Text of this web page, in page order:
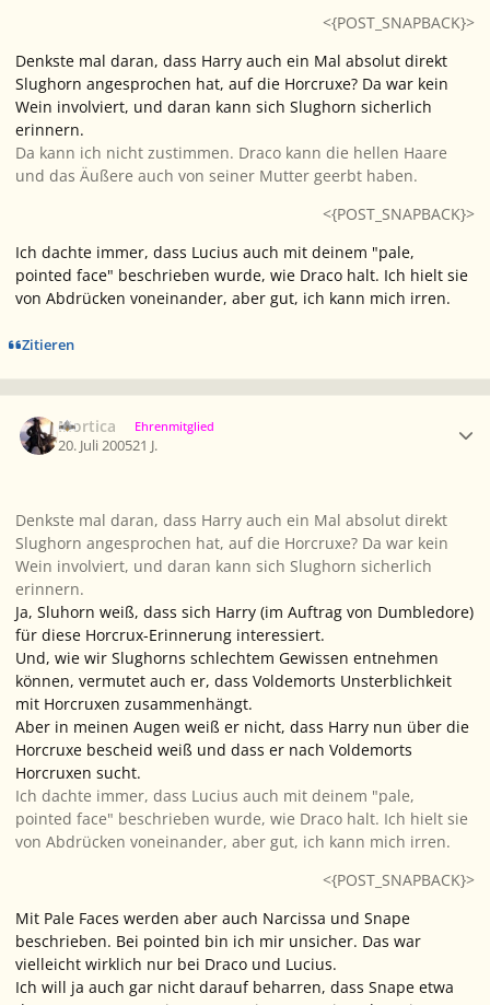
<{POST_SNAPBACK}>
Denkste mal daran, dass Harry auch ein Mal absolut direkt
Slughorn angesprochen hat, auf die Horcruxe? Da war kein
Wein involviert, und daran kann sich Slughorn sicherlich
erinnern.
Da kann ich nicht zustimmen. Draco kann die hellen Haare
und das Äußere auch von seiner Mutter geerbt haben.
<{POST_SNAPBACK}>
Ich dachte immer, dass Lucius auch mit deinem "pale,
pointed face" beschrieben wurde, wie Draco halt. Ich hielt sie
von Abdrücken voneinander, aber gut, ich kann mich irren.
Zitieren
Mortica Ehrenmitglied
20. Juli 200521 J.
Denkste mal daran, dass Harry auch ein Mal absolut direkt
Slughorn angesprochen hat, auf die Horcruxe? Da war kein
Wein involviert, und daran kann sich Slughorn sicherlich
erinnern.
Ja, Sluhorn weiß, dass sich Harry (im Auftrag von Dumbledore)
für diese Horcrux-Erinnerung interessiert.
Und, wie wir Slughorns schlechtem Gewissen entnehmen
können, vermutet auch er, dass Voldemorts Unsterblichkeit
mit Horcruxen zusammenhängt.
Aber in meinen Augen weiß er nicht, dass Harry nun über die
Horcruxe bescheid weiß und dass er nach Voldemorts
Horcruxen sucht.
Ich dachte immer, dass Lucius auch mit deinem "pale,
pointed face" beschrieben wurde, wie Draco halt. Ich hielt sie
von Abdrücken voneinander, aber gut, ich kann mich irren.
<{POST_SNAPBACK}>
Mit Pale Faces werden aber auch Narcissa und Snape
beschrieben. Bei pointed bin ich mir unsicher. Das war
vielleicht wirklich nur bei Draco und Lucius.
Ich will ja auch gar nicht darauf beharren, dass Snape etwa